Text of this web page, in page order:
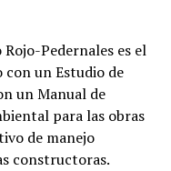
Pedernales es el
un Estudio de
un Manual de
para las obras
de manejo
constructoras.